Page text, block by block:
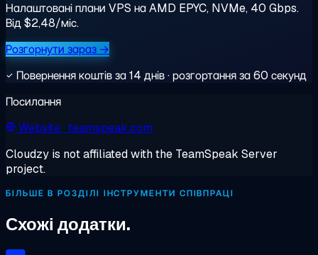
Налаштовані плани VPS на AMD EPYC, NVMe, 40 Gbps.
Від $2,48/міс.
Розгорнути зараз →
Повернення коштів за 14 днів · розгортання за 60 секунд
Посилання
Website· teamspeak.com
Cloudzy is not affiliated with the TeamSpeak Server
project.
БІЛЬШЕ В РОЗДІЛІ ІНСТРУМЕНТИ СПІВПРАЦІ
Схожі додатки.